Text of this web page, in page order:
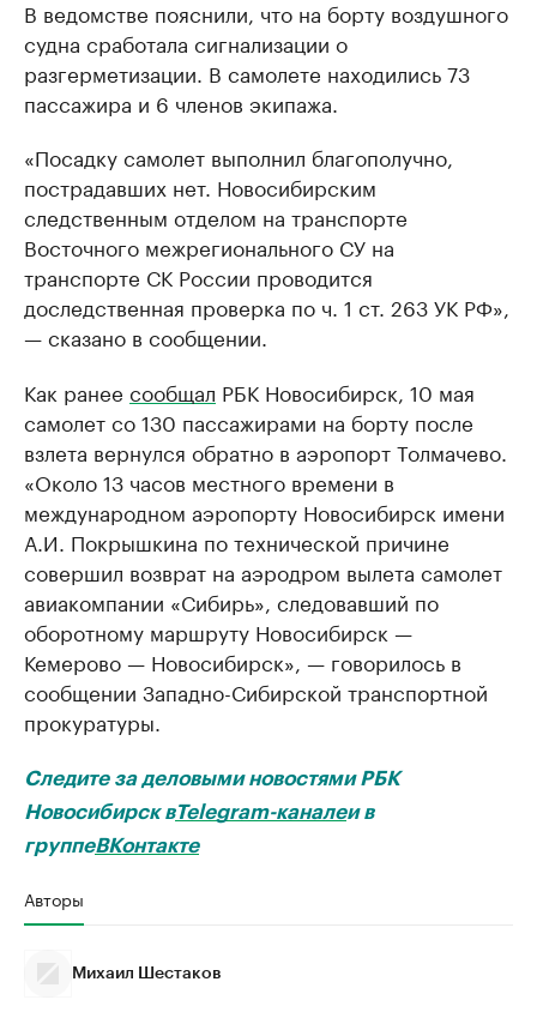
В ведомстве пояснили, что на борту воздушного
судна сработала сигнализации о
разгерметизации. В самолете находились 73
пассажира и 6 членов экипажа.
«Посадку самолет выполнил благополучно,
пострадавших нет. Новосибирским
следственным отделом на транспорте
Восточного межрегионального СУ на
транспорте СК России проводится
доследственная проверка по ч. 1 ст. 263 УК РФ»,
— сказано в сообщении.
Как ранее сообщал РБК Новосибирск, 10 мая
самолет со 130 пассажирами на борту после
взлета вернулся обратно в аэропорт Толмачево.
«Около 13 часов местного времени в
международном аэропорту Новосибирск имени
А.И. Покрышкина по технической причине
совершил возврат на аэродром вылета самолет
авиакомпании «Сибирь», следовавший по
оборотному маршруту Новосибирск —
Кемерово — Новосибирск», — говорилось в
сообщении Западно-Сибирской транспортной
прокуратуры.
Следите за деловыми новостями РБК
Новосибирск вTelegram-каналеи в
группеВКонтакте
Авторы
Михаил Шестаков